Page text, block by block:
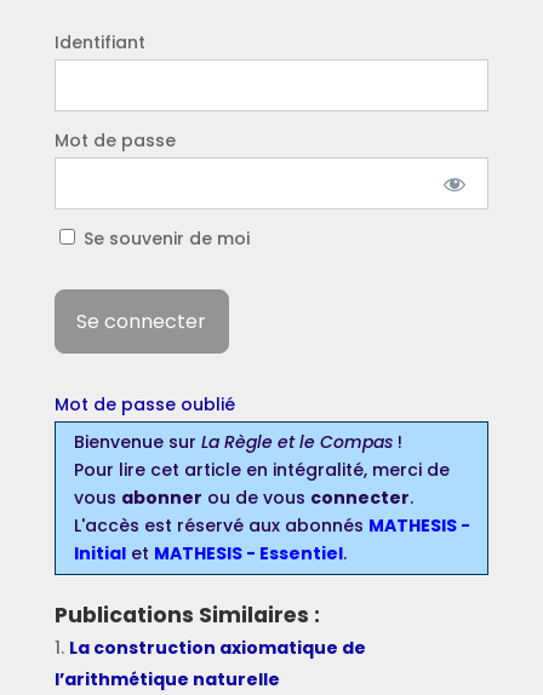
Identifiant
Mot de passe
Se souvenir de moi
Mot de passe oublié
Bienvenue sur La Règle et le Compas!
Pour lire cet article en intégralité, merci de
vous abonner ou de vous connecter.
L'accès est réservé aux abonnés MATHESIS -
Initialet MATHESIS - Essentiel.
Publications Similaires :
La construction axiomatique de
l’arithmétique naturelle